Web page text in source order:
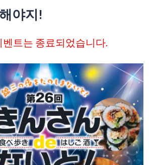
야지!
벤트는 종료되었습니다.